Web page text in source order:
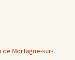
de Mortagne-sur-